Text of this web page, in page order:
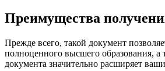
Преимущества
Прежде всего, такой документ
полноценного высшего образования, а
документа значительно расширяет